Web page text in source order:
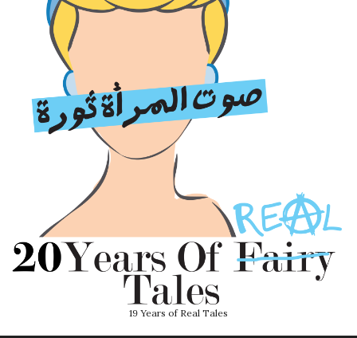
19 Years of Real Tales